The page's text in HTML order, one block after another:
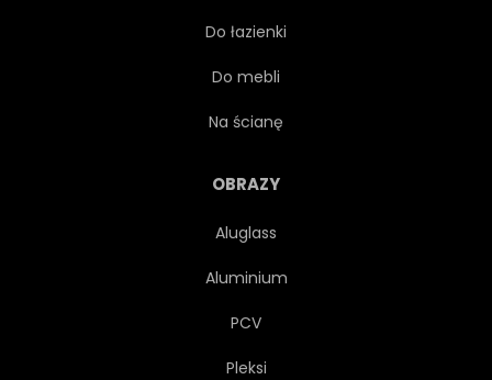
Do łazienki
Do mebli
Na ścianę
OBRAZY
Aluglass
Aluminium
PCV
Pleksi